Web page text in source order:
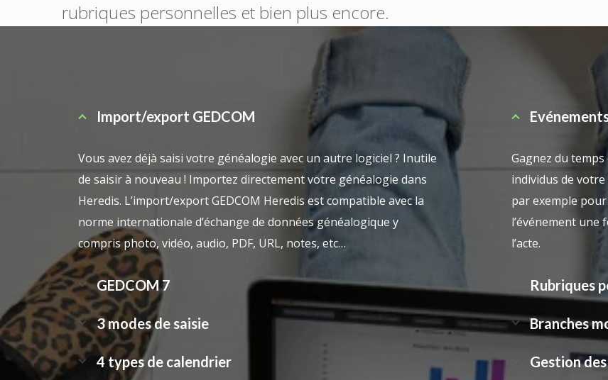
rubriques personnelles et bien plus encore.
Import/export GEDCOM
Vous avez déjà saisi votre généalogie avec un autre logiciel ? Inutile
de saisir à nouveau ! Importez directement votre généalogie dans
Heredis. L’import/export GEDCOM Heredis est compatible avec la
norme internationale d’échange de données généalogique y
comprisphoto, vidéo, audio, PDF, URL, notes, etc…
GEDCOM 7
3 modes de saisie
4 types de calendrier
Gagnez du
individus de
par exemple
l’événement une
l’acte.
Rubriques
Branches
Gestion